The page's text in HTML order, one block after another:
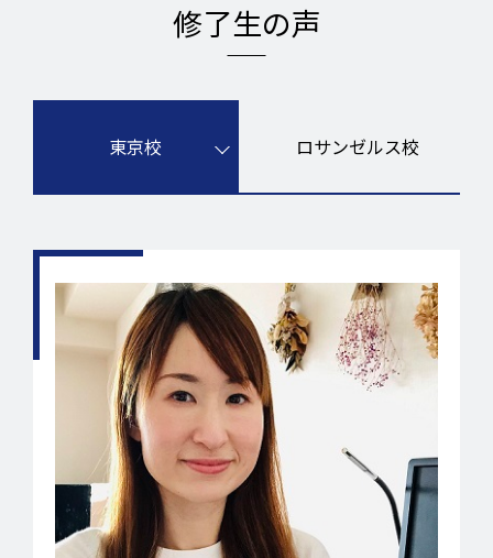
修了生の声
東京校 ロサンゼルス校